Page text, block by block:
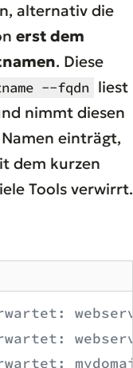
alternativ die
erst dem
. Diese
--fqdn liest
nimmt diesen
einträgt,
dem kurzen
Tools verwirrt.